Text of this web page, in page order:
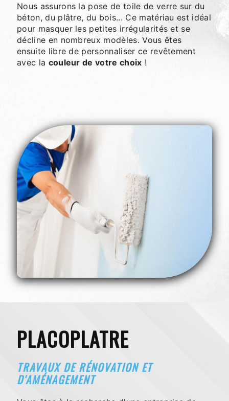
Nous assurons la pose de toile de verre sur du
béton, du plâtre, du bois... Ce matériau est idéal
pour masquer les petites irrégularités et se
décline en nombreux modèles. Vous êtes
ensuite libre de personnaliser ce revêtement
avec la couleur de votre choix !
PLACOPLATRE
TRAVAUX DE RÉNOVATION ET
D'AMÉNAGEMENT